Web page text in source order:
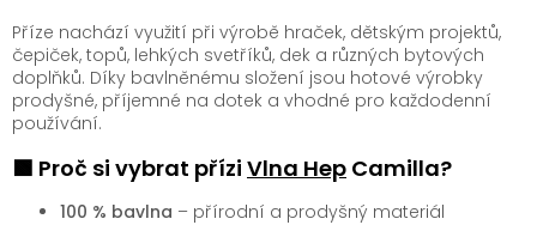
Příze nachází využití při výrobě hraček, dětským projektů,
čepiček, topů, lehkých svetříků, dek a různých bytových
doplňků. Díky bavlněnému složení jsou hotové výrobky
prodyšné, příjemné na dotek a vhodné pro každodenní
používání.
🟩 Proč si vybrat přízi Vlna Hep Camilla?
100 % bavlna – přírodní a prodyšný materiál